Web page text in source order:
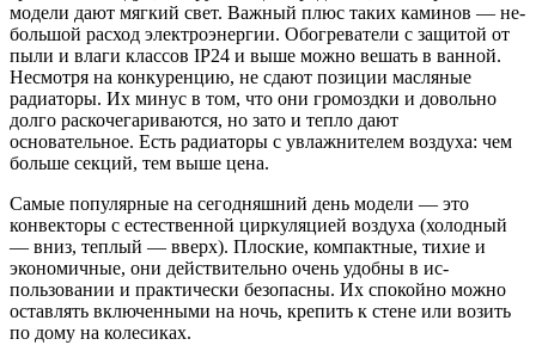
модели дают мягкий свет. Важный плюс таких каминов — не­
большой расход электроэнергии. Обогреватели с защитой от
пыли и влаги классов IP24 и выше можно вешать в ванной.
Несмотря на кон­куренцию, не сдают позиции масля­ные
радиаторы. Их минус в том, что они громоздки и довольно
долго рас­кочегариваются, но зато и тепло да­ют
основательное. Есть радиаторы с увлажнителем воздуха: чем
больше секций, тем выше цена.
Самые популярные на сегодняш­ний день модели — это
конвекто­ры с естественной циркуляцией воздуха (холодный
— вниз, те­плый — вверх). Плоские, компак­тные, тихие и
экономичные, они действительно очень удобны в ис­
пользовании и практически без­опасны. Их спокойно можно
остав­лять включенными на ночь, кре­пить к стене или возить
по дому на колесиках.